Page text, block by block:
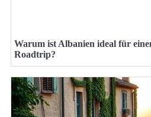
Warum ist Albanien ideal für
Roadtrip?